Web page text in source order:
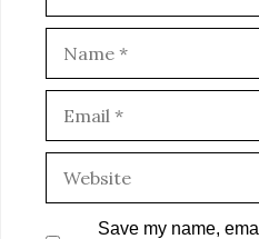
Save my name,